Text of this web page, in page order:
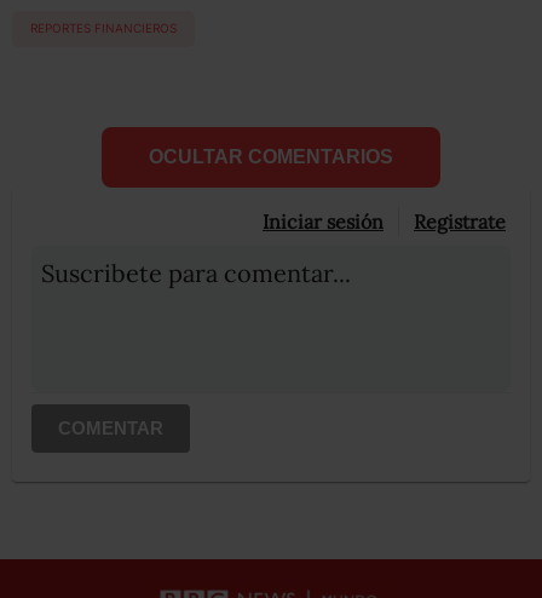
REPORTES FINANCIEROS
OCULTAR COMENTARIOS
Iniciar sesión Registrate
Suscribete para comentar...
COMENTAR